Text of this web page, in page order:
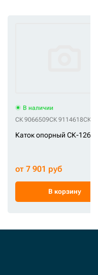
STF 111-30-00271STF 111-30-
В наличии
СК 9066509СК 9114618СК
Каток опорный СК-
от 7 901 руб
В корзину